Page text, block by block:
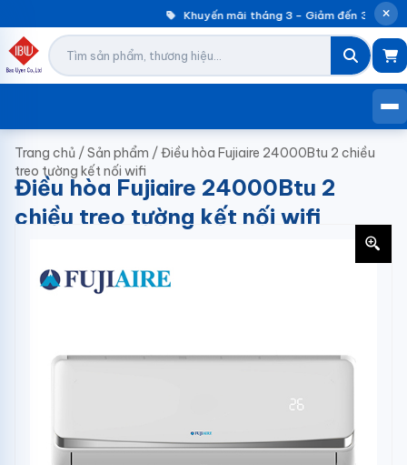
Khuyến mãi tháng 3 – Giảm đến 30%
Trang chủ /Sản phẩm /Điều hòa Fujiaire 24000Btu 2 chiều
treo tường kết nối wifi
Điều hòa Fujiaire 24000Btu 2
chiều treo tường kết nối wifi